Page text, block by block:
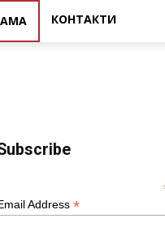
КОНТАКТИ
Address *